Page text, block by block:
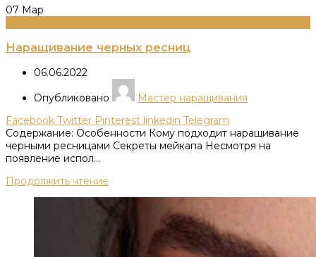
07 Мар
Наращивание черных ресниц
06.06.2022
Опубликовано
Мастер наращивания
Facebook Twitter Pinterest linkedin Telegram
Содержание: Особенности Кому подходит наращивание
черными ресницами Секреты мейкапа Несмотря на
появление испол...
Продолжить чтение